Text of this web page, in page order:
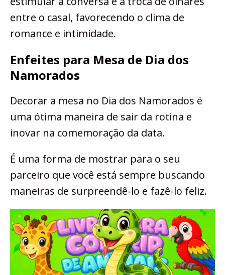
entre o casal, favorecendo o clima de
romance e intimidade.
Enfeites para Mesa de Dia dos
Namorados
Decorar a mesa no Dia dos Namorados é
uma ótima maneira de sair da rotina e
inovar na comemoração da data.
É uma forma de mostrar para o seu
parceiro que você está sempre buscando
maneiras de surpreendê-lo e fazê-lo feliz.